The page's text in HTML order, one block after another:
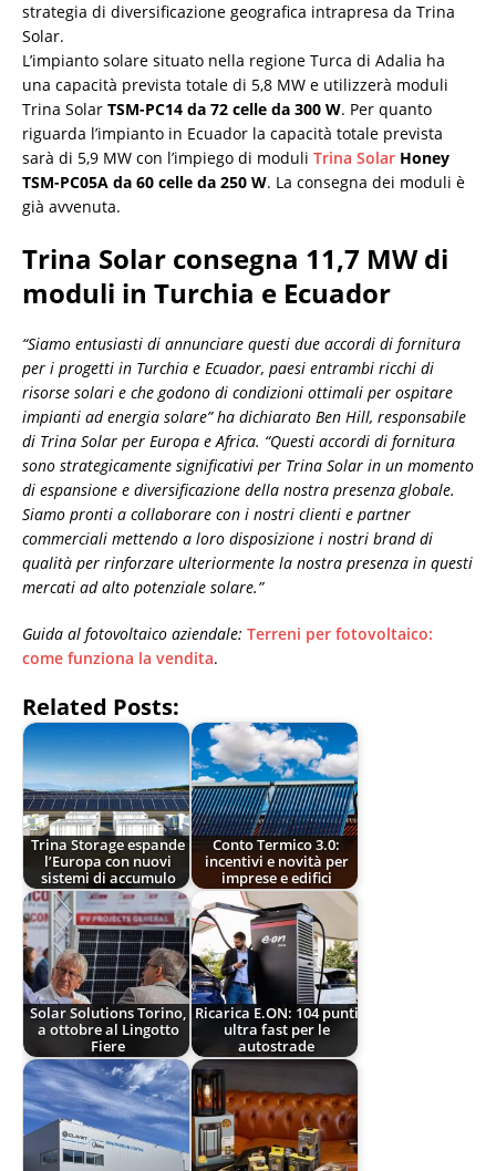
strategia di diversificazione geografica intrapresa da Trina
Solar.
L’impianto solare situato nella regione Turca di Adalia ha
una capacità prevista totale di 5,8 MW e utilizzerà moduli
Trina Solar TSM-PC14 da 72 celle da 300 W. Per quanto
riguarda l’impianto in Ecuador la capacità totale prevista
sarà di 5,9 MW con l’impiego di moduli Trina Solar Honey
TSM-PC05A da 60 celle da 250 W. La consegna dei moduli è
già avvenuta.
Trina Solar consegna 11,7 MW di
moduli in Turchia e Ecuador
“Siamo entusiasti di annunciare questi due accordi di fornitura
per i progetti in Turchia e Ecuador, paesi entrambi ricchi di
risorse solari e che godono di condizioni ottimali per ospitare
impianti ad energia solare” ha dichiarato Ben Hill, responsabile
di Trina Solar per Europa e Africa. “Questi accordi di fornitura
sono strategicamente significativi per Trina Solar in un momento
di espansione e diversificazione della nostra presenza globale.
Siamo pronti a collaborare con i nostri clienti e partner
commerciali mettendo a loro disposizione i nostri brand di
qualità per rinforzare ulteriormente la nostra presenza in questi
mercati ad alto potenziale solare.”
Guida al fotovoltaico aziendale: Terreni per fotovoltaico:
come funziona la vendita.
Related Posts:
Trina Storage espande
l’Europa con nuovi
sistemi di accumulo
Conto Termico 3.0:
incentivi e novità per
imprese e edifici
Solar Solutions Torino,
a ottobre al Lingotto
Fiere
Ricarica E.ON: 104 punti
ultra fast per le
autostrade